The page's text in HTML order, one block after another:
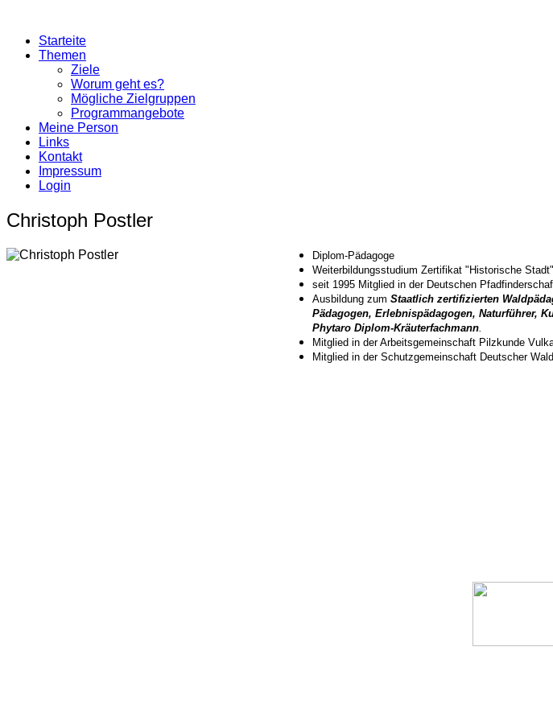
Starteite
Themen
Ziele
Worum geht es?
Mögliche Zielgruppen
Programmangebote
Meine Person
Links
Kontakt
Impressum
Login
Christoph Postler
Diplom-Pädagoge
Weiterbildungsstudium Zertifikat "Historische Stadt"
seit 1995 Mitglied in der Deutschen
Ausbildung zum Staatlich zertifizierten
Pädagogen, Erlebnispädagogen, Naturführer,
Phytaro Diplom-Kräuterfachmann
Mitglied in der Arbeitsgemeinschaft Pilzkunde
Mitglied in der Schutzgemeinschaft Deutscher